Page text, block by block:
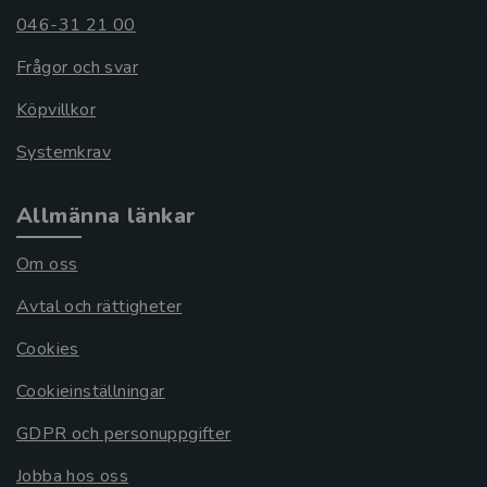
046-31 21 00
Frågor och svar
Köpvillkor
Systemkrav
Allmänna länkar
Om oss
Avtal och rättigheter
Cookies
Cookieinställningar
GDPR och personuppgifter
Jobba hos oss